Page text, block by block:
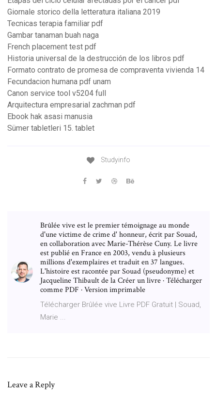
Giornale storico della letteratura italiana 2019
Tecnicas terapia familiar pdf
Gambar tanaman buah naga
French placement test pdf
Historia universal de la destrucción de los libros pdf
Formato contrato de promesa de compraventa vivienda 14
Fecundacion humana pdf unam
Canon service tool v5204 full
Arquitectura empresarial zachman pdf
Ebook hak asasi manusia
Sümer tabletleri 15. tablet
Studyinfo
Brûlée vive est le premier témoignage au monde
d'une victime de crime d' honneur, écrit par Souad,
en collaboration avec Marie-Thérèse Cuny. Le livre
est publié en France en 2003, vendu à plusieurs
millions d'exemplaires et traduit en 37 langues.
L'histoire est racontée par Souad (pseudonyme) et
Jacqueline Thibault de la Créer un livre · Télécharger
comme PDF · Version imprimable
Télécharger Brûlée vive Livre PDF Gratuit | Souad,
Marie ...
Leave a Reply